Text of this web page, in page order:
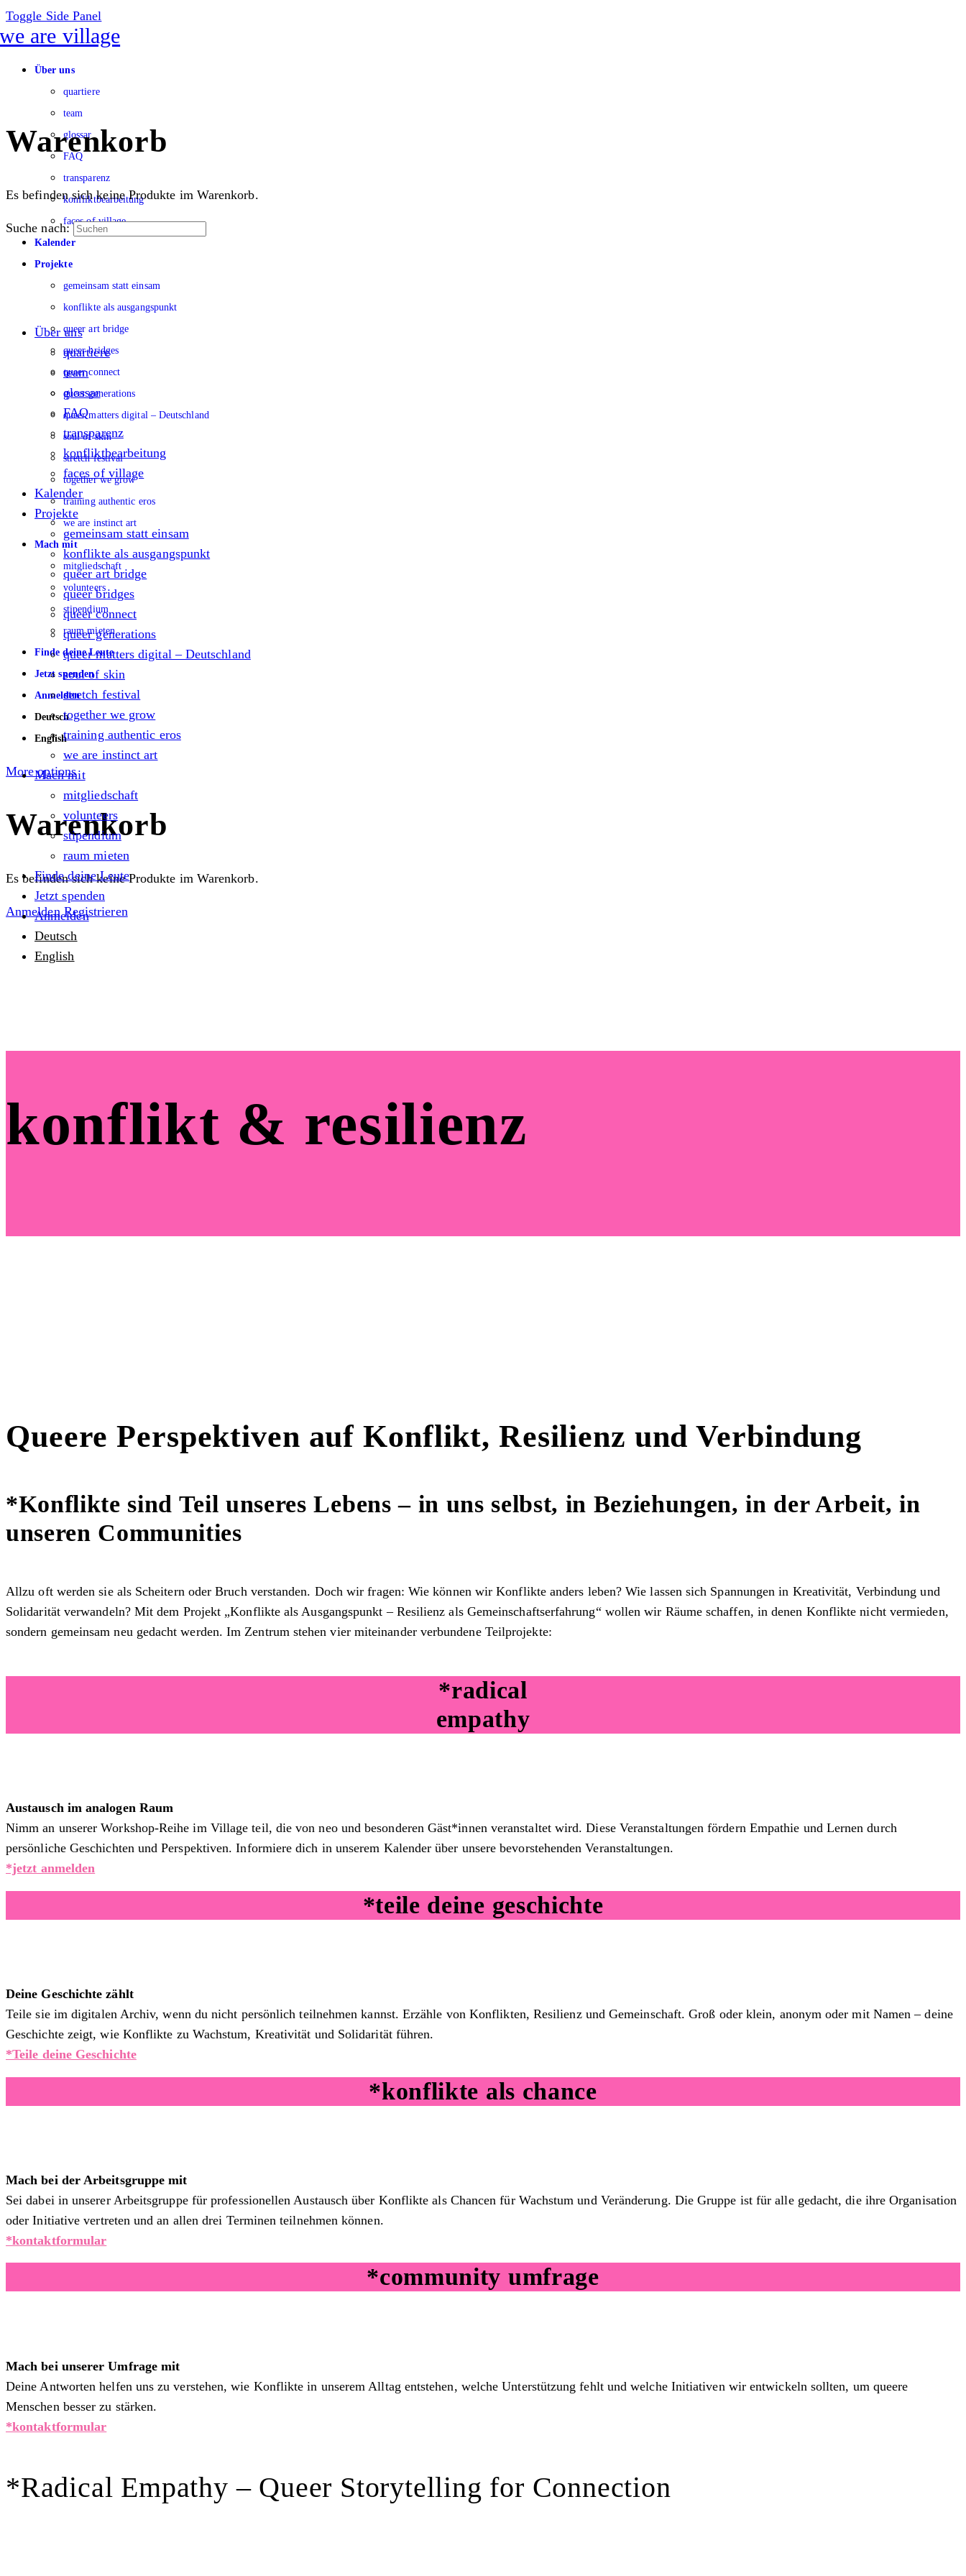
Toggle Side Panel
Über uns
quartiere
team
glossar
FAQ
transparenz
konfliktbearbeitung
faces of village
Kalender
Projekte
gemeinsam statt einsam
konflikte als ausgangspunkt
queer art bridge
queer bridges
queer connect
queer generations
queer matters digital – Deutschland
soul of skin
stretch festival
together we grow
training authentic eros
we are instinct art
Mach mit
mitgliedschaft
volunteers
stipendium
raum mieten
Finde deine Leute
Jetzt spenden
Anmelden
Deutsch
English
More options
Warenkorb
Es befinden sich keine Produkte im Warenkorb.
Anmelden Registrieren
Warenkorb
Es befinden sich keine Produkte im Warenkorb.
Suche nach:
Über uns
quartiere
team
glossar
FAQ
transparenz
konfliktbearbeitung
faces of village
Kalender
Projekte
gemeinsam statt einsam
konflikte als ausgangspunkt
queer art bridge
queer bridges
queer connect
queer generations
queer matters digital – Deutschland
soul of skin
stretch festival
together we grow
training authentic eros
we are instinct art
Mach mit
mitgliedschaft
volunteers
stipendium
raum mieten
Finde deine Leute
Jetzt spenden
Anmelden
Deutsch
English
konflikt & resilienz
Queere Perspektiven auf Konflikt, Resilienz und Verbindung
*Konflikte sind Teil unseres Lebens – in uns selbst, in Beziehungen, in der Arbeit, in
unseren Communities
Allzu oft werden sie als Scheitern oder Bruch verstanden. Doch wir fragen: Wie können wir Konflikte anders leben? Wie lassen sich Spannungen in Kreativität, Verbindung und
Solidarität verwandeln? Mit dem Projekt „Konflikte als Ausgangspunkt – Resilienz als Gemeinschaftserfahrung“ wollen wir Räume schaffen, in denen Konflikte nicht vermieden,
sondern gemeinsam neu gedacht werden. Im Zentrum stehen vier miteinander verbundene Teilprojekte:
*radical
empathy
Austausch im analogen Raum
Nimm an unserer Workshop-Reihe im Village teil, die von neo und besonderen Gäst*innen veranstaltet wird. Diese Veranstaltungen fördern Empathie und Lernen durch
persönliche Geschichten und Perspektiven. Informiere dich in unserem Kalender über unsere bevorstehenden Veranstaltungen.
*jetzt anmelden
*teile deine geschichte
Deine Geschichte zählt
Teile sie im digitalen Archiv, wenn du nicht persönlich teilnehmen kannst. Erzähle von Konflikten, Resilienz und Gemeinschaft. Groß oder klein, anonym oder mit Namen – deine
Geschichte zeigt, wie Konflikte zu Wachstum, Kreativität und Solidarität führen.
*Teile deine Geschichte
*konflikte als chance
Mach bei der Arbeitsgruppe mit
Sei dabei in unserer Arbeitsgruppe für professionellen Austausch über Konflikte als Chancen für Wachstum und Veränderung. Die Gruppe ist für alle gedacht, die ihre Organisation
oder Initiative vertreten und an allen drei Terminen teilnehmen können.
*kontaktformular
*community umfrage
Mach bei unserer Umfrage mit
Deine Antworten helfen uns zu verstehen, wie Konflikte in unserem Alltag entstehen, welche Unterstützung fehlt und welche Initiativen wir entwickeln sollten, um queere
Menschen besser zu stärken.
*kontaktformular
*Radical Empathy – Queer Storytelling for Connection